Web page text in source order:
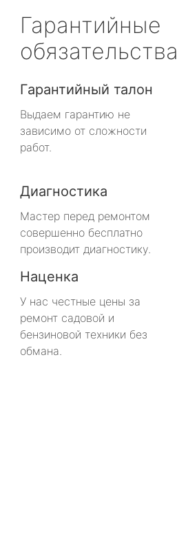
Гарантийные
обязательства
Гарантийный талон
Выдаем гарантию не
зависимо от сложности
работ.
Диагностика
Мастер перед ремонтом
совершенно бесплатно
производит диагностику.
Наценка
У нас честные цены за
ремонт садовой и
бензиновой техники без
обмана.